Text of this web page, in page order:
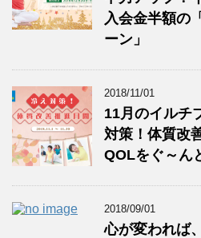
入会金半額の
ーン」
2018/11/01
11月のイルチ
対策！体質改
QOLをぐ～ん
2018/09/01
心が変われば